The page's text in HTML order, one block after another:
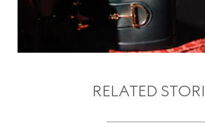
RELATED